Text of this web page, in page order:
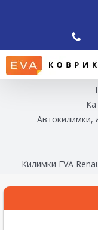
Автокилимки,
Килимки EVA